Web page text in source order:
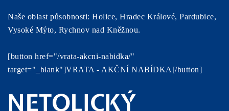
Naše oblast působnosti: Holice, Hradec Králové, Pardubice,
Vysoké Mýto, Rychnov nad Kněžnou.
[button href="/vrata-akcni-nabidka/"
target="_blank"]VRATA - AKČNÍ NABÍDKA[/button]